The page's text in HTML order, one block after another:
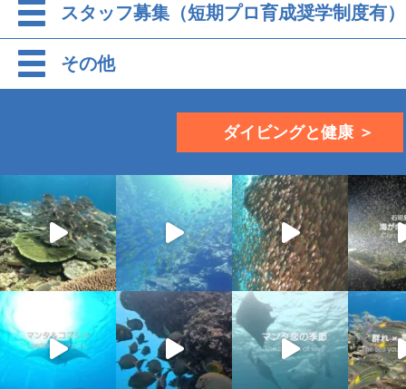
スタッフ募集（短期プロ育成奨学制度有）
その他
ダイビングと健康 ＞